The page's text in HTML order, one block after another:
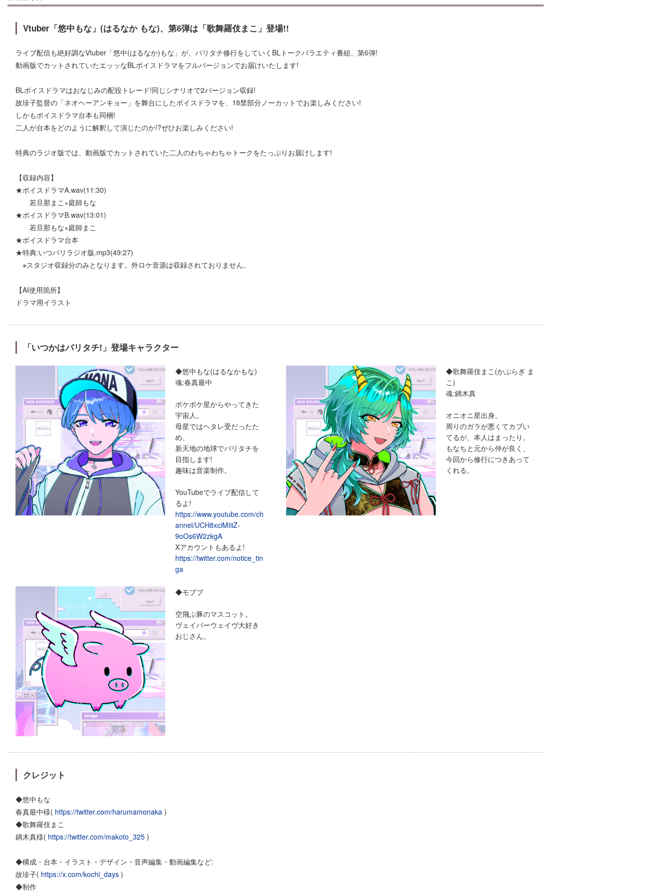
Vtuber「悠中もな」(はるなか もな)、第6弾は「歌舞羅伎まこ」登場!!
ライブ配信も絶好調なVtuber「悠中(はるなか)もな」が、バリタチ修行をしていくBLトークバラエティ番組、第6弾!
動画版でカットされていたエッッなBLボイスドラマをフルバージョンでお届けいたします!
BLボイスドラマはおなじみの配役トレード!同じシナリオで2バージョン収録!
故珍子監督の「ネオヘーアンキョー」を舞台にしたボイスドラマを、18禁部分ノーカットでお楽しみください!
しかもボイスドラマ台本も同梱!
二人が台本をどのように解釈して演じたのか!?ぜひお楽しみください!
特典のラジオ版では、動画版でカットされていた二人のわちゃわちゃトークをたっぷりお届けします!
【収録内容】
★ボイスドラマA.wav(11:30)
若旦那まこ×庭師もな
★ボイスドラマB.wav(13:01)
若旦那もな×庭師まこ
★ボイスドラマ台本
★特典:いつバリラジオ版.mp3(49:27)
※スタジオ収録分のみとなります。外ロケ音源は収録されておりません。
【AI使用箇所】
ドラマ用イラスト
「いつかはバリタチ!」登場キャラクター
◆悠中もな(はるなかもな)
魂:春真最中
ボケボケ星からやってきた
宇宙人。
母星ではヘタレ受だったた
め、
新天地の地球でバリタチを
目指します!
趣味は音楽制作。
YouTubeでライブ配信して
るよ!
https://www.youtube.com/ch
annel/UCH8xciMIiiZ-
9oOs6W2zkgA
Xアカウントもあるよ!
https://twitter.com/notice_tin
ga
◆歌舞羅伎まこ(かぶらぎ ま
こ)
魂:鏑木真
オニオニ星出身。
周りのガラが悪くてカブい
てるが、本人はまったり。
もなちと元から仲が良く、
今回から修行につきあって
くれる。
◆モブブ
空飛ぶ豚のマスコット。
ヴェイパーウェイヴ大好き
おじさん。
クレジット
◆悠中もな
春真最中様( https://twitter.com/harumamonaka )
◆歌舞羅伎まこ
鏑木真様( https://twitter.com/makoto_325 )
◆構成・台本・イラスト・デザイン・音声編集・動画編集など:
故珍子( https://x.com/kochi_days )
◆制作